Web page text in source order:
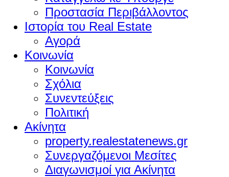
Προστασία Περιβάλλοντος
Ιστορία του Real Estate
Αγορά
Κοινωνία
Κοινωνία
Σχόλια
Συνεντεύξεις
Πολιτική
Ακίνητα
property.realestatenews.gr
Συνεργαζόμενοι Μεσίτες
Διαγωνισμοί για Ακίνητα